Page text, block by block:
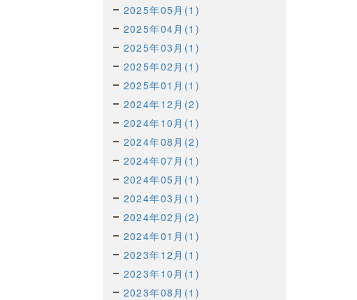
2025年05月(1)
2025年04月(1)
2025年03月(1)
2025年02月(1)
2025年01月(1)
2024年12月(2)
2024年10月(1)
2024年08月(2)
2024年07月(1)
2024年05月(1)
2024年03月(1)
2024年02月(2)
2024年01月(1)
2023年12月(1)
2023年10月(1)
2023年08月(1)